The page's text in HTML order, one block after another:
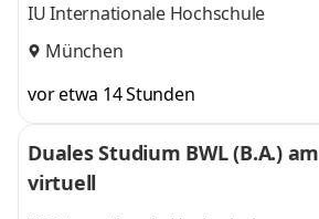
IU Internationale Hochschule
München
vor etwa 14 Stunden
Duales Studium BWL (B.A.)
virtuell